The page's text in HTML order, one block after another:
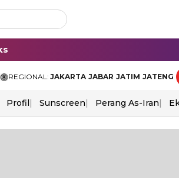
REGIONAL: JAKARTA JABAR JATIM JATENG
Profil Sunscreen Perang As-Iran